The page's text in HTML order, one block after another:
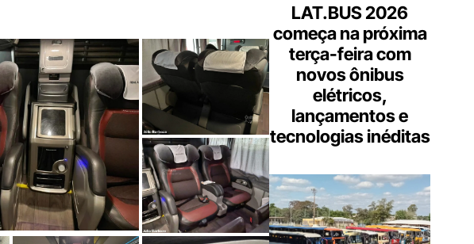
LAT.BUS 2026
começa na próxima
terça-feira com
novos ônibus
elétricos,
lançamentos e
tecnologias inéditas